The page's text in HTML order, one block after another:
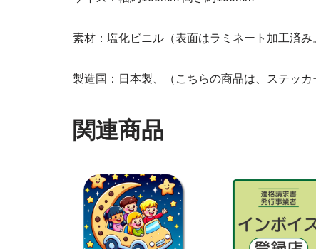
素材：塩化ビニル（表面はラミネート加工済
製造国：日本製、（こちらの商品は、ステッカ
関連商品